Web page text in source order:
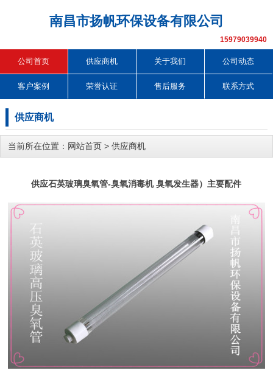
南昌市扬帆环保设备有限公司
15979039940
公司首页 供应商机 关于我们 公司动态
客户案例 荣誉认证 售后服务 联系方式
供应商机
当前所在位置： 网站首页 > 供应商机
供应石英玻璃臭氧管-臭氧消毒机 臭氧发生器）主要配件